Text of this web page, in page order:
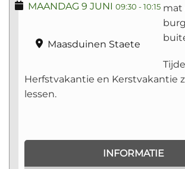
MAANDAG 9 JUNI 09:30 -10:15
Maasduinen Staete
mat
Herfstvakantie en Kerstvakantie
lessen.
INFORMATIE